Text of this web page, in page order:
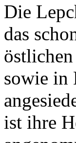
Die
das
sowie in
ist ihre